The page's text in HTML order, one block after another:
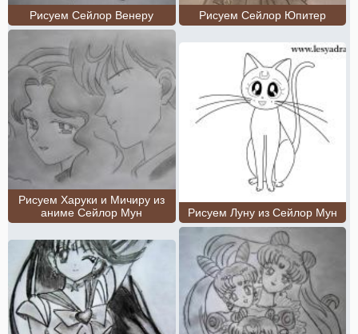
Рисуем Сейлор Венеру Рисуем Сейлор Юпитер
Рисуем Харуки и Мичиру из
аниме Сейлор Мун
Рисуем Луну из Сейлор Мун